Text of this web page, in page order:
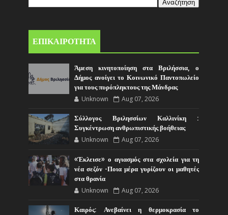
ΕΠΙΚΑΙΡΟΤΗΤΑ
Άμεση κινητοποίηση στα Βριλήσσια, ο
Δήμος ανοίγει το Κοινωνικό Παντοπωλείο
για τους πυρόπληκτους της Μάνδρας
Unknown Aug 07, 2026
Σύλλογος Βριλησσίων Καλλινίκη :
Συγκέντρωση ανθρωπιστικής βοήθειας
Unknown Aug 07, 2026
«Έκλεισε» ο αγιασμός στα σχολεία για τη
νέα σεζόν -Ποια μέρα γυρίζουν οι μαθητές
στα θρανία
Unknown Aug 07, 2026
Καιρός: Ανεβαίνει η θερμοκρασία το